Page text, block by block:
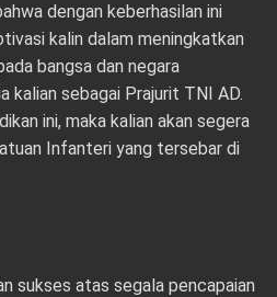
dengan keberhasilan ini
kalin dalam meningkatkan
bangsa dan negara
kalian sebagai Prajurit TNI AD.
ini, maka kalian akan segera
Infanteri yang tersebar di
sukses atas segala pencapaian